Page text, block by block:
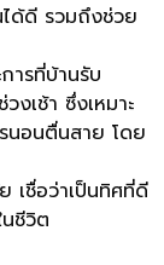
ด้ดี รวมถึงช่วย
ารที่บ้านรับ
งเช้า ซึ่งเหมาะ
นอนตื่นสาย โดย
เชื่อว่าเป็นทิศที่ดี
ชีวิต